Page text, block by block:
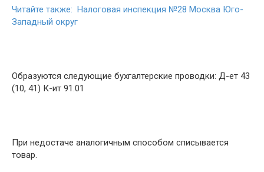
Читайте также: Налоговая инспекция №28 Москва Юго-
Западный округ
Образуются следующие бухгалтерские проводки: Д-ет 43
(10, 41) К-ит 91.01
При недостаче аналогичным способом списывается
товар.